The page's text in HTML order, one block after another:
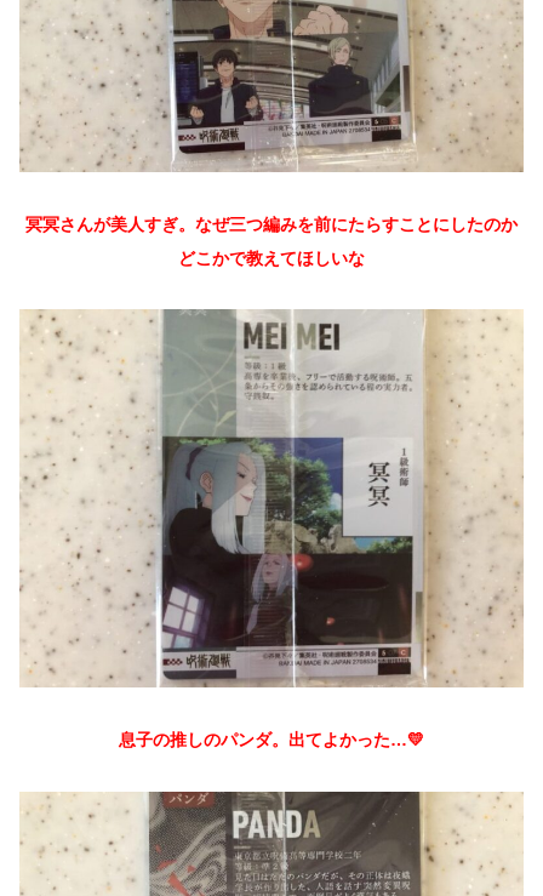
冥冥さんが美人すぎ。なぜ三つ編みを前にたらすことにしたのか
どこかで教えてほしいな
息子の推しのパンダ。出てよかった…💛